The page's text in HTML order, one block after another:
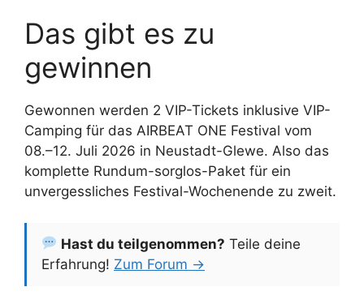
Das gibt es zu
gewinnen
Gewonnen werden 2 VIP-Tickets inklusive VIP-
Camping für das AIRBEAT ONE Festival vom
08.–12. Juli 2026 in Neustadt-Glewe. Also das
komplette Rundum-sorglos-Paket für ein
unvergessliches Festival-Wochenende zu zweit.
Hast du teilgenommen? Teile deine
Erfahrung! Zum Forum →